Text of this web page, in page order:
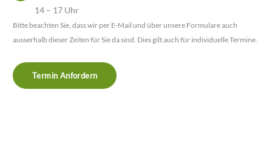
14 – 17 Uhr
Bitte beachten Sie, dass wir per E-Mail und über unsere Formulare auch
ausserhalb dieser Zeiten für Sie da sind. Dies gilt auch für individuelle Termine.
Termin Anfordern